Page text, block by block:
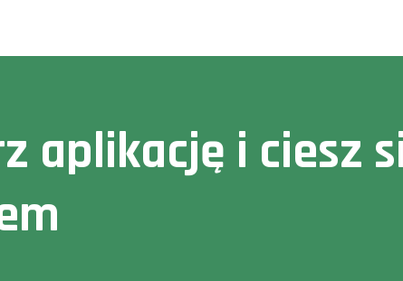
aplikację i ciesz